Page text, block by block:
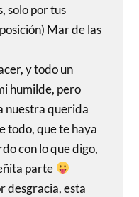
solo por tus
Mar de las
y todo un
humilde, pero
nuestra querida
todo, que te haya
con lo que digo,
parte
desgracia, esta